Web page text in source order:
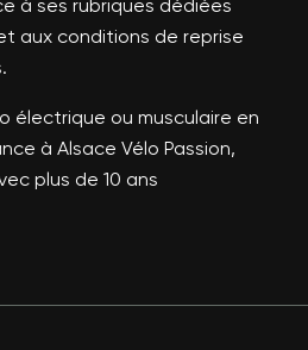
à ses rubriques dédiées
aux conditions de reprise
électrique ou musculaire en
à Alsace Vélo Passion,
plus de 10 ans